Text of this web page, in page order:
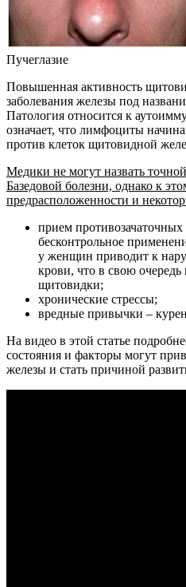
Пучеглазие
Повышенная активность
заболевания железы под
Патология относится к
означает, что лимфоциты
против клеток щитовидной
Медики не могут назвать
Базедовой болезни, однако к
предрасположенности и
прием противозачаточных
бесконтрольное
у женщин приводит к
крови, что в свою очередь
щитовидки;
хронические стрессы;
вредные привычки –
На видео в этой статье
состояния и факторы могут
железы и стать причиной